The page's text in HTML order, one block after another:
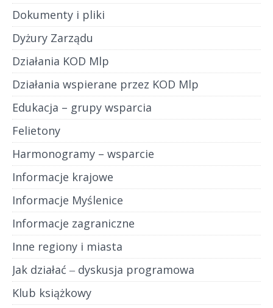
Dokumenty i pliki
Dyżury Zarządu
Działania KOD Mlp
Działania wspierane przez KOD Mlp
Edukacja – grupy wsparcia
Felietony
Harmonogramy – wsparcie
Informacje krajowe
Informacje Myślenice
Informacje zagraniczne
Inne regiony i miasta
Jak działać ‒ dyskusja programowa
Klub książkowy